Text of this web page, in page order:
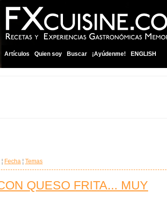
Artículos Quien soy Buscar ¡Ayúdenme! ENGLISH
¦ Fecha ¦ Temas
QUESO FRITA... MUY